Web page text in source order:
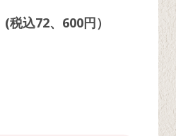
(税込72、600円）